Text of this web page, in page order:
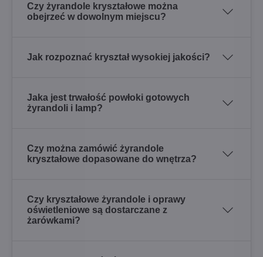
Czy żyrandole kryształowe można
obejrzeć w dowolnym miejscu?
Jak rozpoznać kryształ wysokiej jakości?
Jaka jest trwałość powłoki gotowych
żyrandoli i lamp?
Czy można zamówić żyrandole
kryształowe dopasowane do wnętrza?
Czy kryształowe żyrandole i oprawy
oświetleniowe są dostarczane z
żarówkami?